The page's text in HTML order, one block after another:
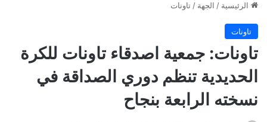
الرئيسية / الجهة / تاونات
تاونات
تاونات: جمعية اصدقاء تاونات للكرة
الحديدية تنظم دوري الصداقة في
نسخته الرابعة بنجاح